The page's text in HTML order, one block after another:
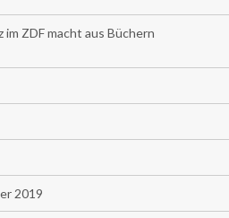
im ZDF macht aus Büchern
2019